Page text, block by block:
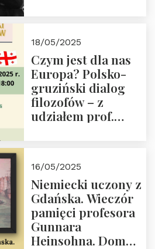
społeczny, członek
Kapituły Nagrody
im. Prezydenta
Lecha
Kaczyńskiego.
Wielki autorytet.
18/05/2025
Czym jest dla nas
Europa? Polsko-
gruziński dialog
filozofów – z
udziałem prof.
Dom Trójmorza 23
maja 2025 r. godz.
18:00.
16/05/2025
Niemiecki uczony z
Gdańska. Wieczór
pamięci profesora
Gunnara
Heinsohna. Dom